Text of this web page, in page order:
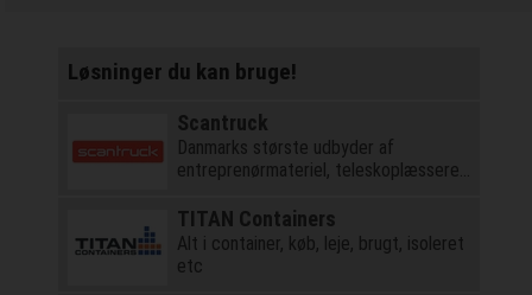
Løsninger du kan bruge!
Scantruck
Danmarks største udbyder af
entreprenørmateriel, teleskoplæssere
TITAN Containers
Alt i container, køb, leje, brugt, isoleret
etc